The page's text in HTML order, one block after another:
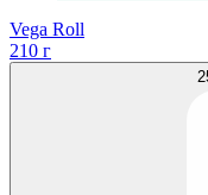
Vega Roll
210 г